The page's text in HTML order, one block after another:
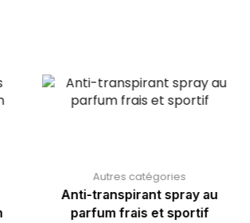
Autres catégories
Anti-transpirant spray au
parfum frais et sportif